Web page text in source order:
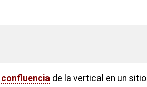
confluencia de la vertical en un sitio